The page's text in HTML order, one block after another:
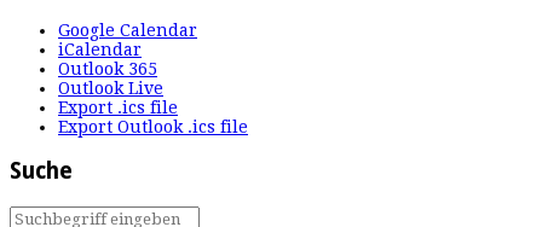
Google Calendar
iCalendar
Outlook 365
Outlook Live
Export .ics file
Export Outlook .ics file
Suche